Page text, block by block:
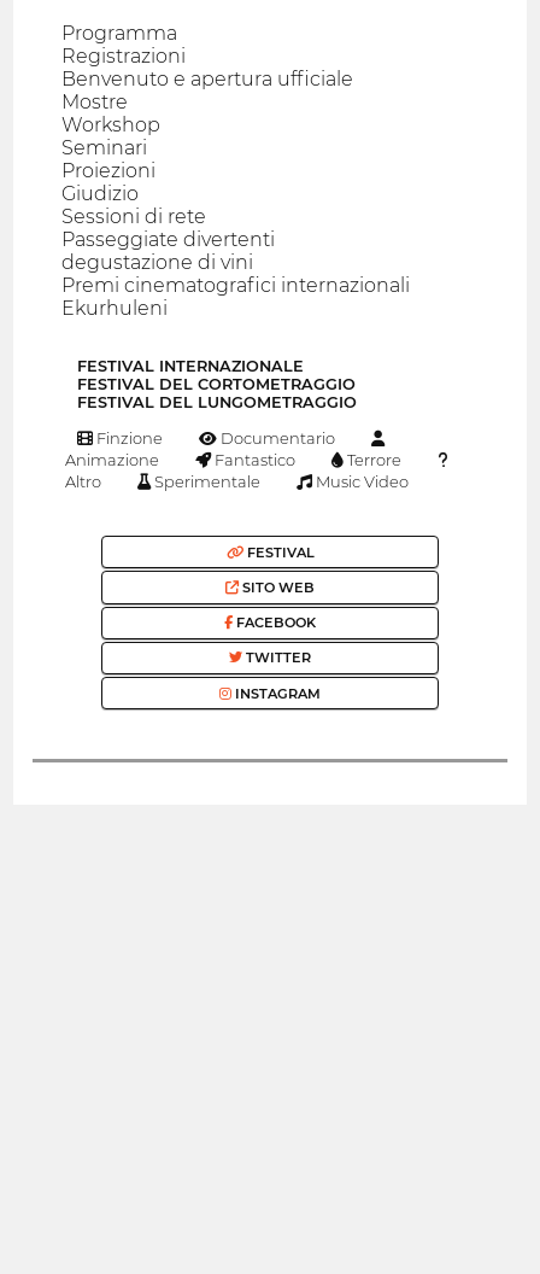
Programma
Registrazioni
Benvenuto e apertura ufficiale
Mostre
Workshop
Seminari
Proiezioni
Giudizio
Sessioni di rete
Passeggiate divertenti
degustazione di vini
Premi cinematografici internazionali
Ekurhuleni
FESTIVAL INTERNAZIONALE
FESTIVAL DEL CORTOMETRAGGIO
FESTIVAL DEL LUNGOMETRAGGIO
Finzione
Documentario
Animazione
Fantastico
Terrore
Altro
Sperimentale Music Video
FESTIVAL
SITO WEB
FACEBOOK
TWITTER
INSTAGRAM